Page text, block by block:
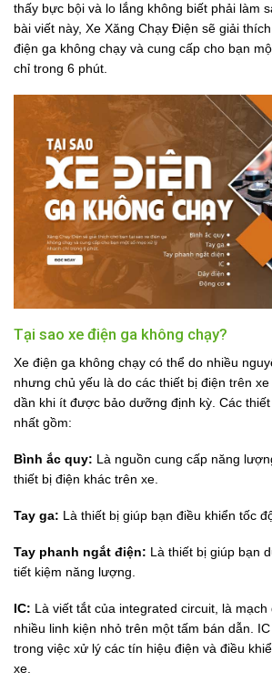
thấy bực bội và lo lắng không biết phải làm
bài viết này, Xe Xăng Chạy Điện sẽ giải
điện ga không chạy và cung cấp cho bạn
chỉ trong 6 phút.
Tại sao xe điện ga không chạy?
Xe điện ga không chạy có thể do nhiều
nhưng chủ yếu là do các thiết bị điện trên
dần khi ít được bảo dưỡng định kỳ. Các
nhất gồm:
Bình ắc quy: Là nguồn cung cấp năng
thiết bị điện khác trên xe.
Tay ga: Là thiết bị giúp bạn điều khiển tốc
Tay phanh ngắt điện: Là thiết bị giúp bạn
tiết kiệm năng lượng.
IC: Là viết tắt của integrated circuit, là
nhiều linh kiện nhỏ trên một tấm bán dẫn.
trong việc xử lý các tín hiệu điện và điều
xe.